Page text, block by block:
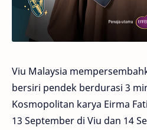
Viu Malaysia
bersiri pendek berdurasi 3
Kosmopolitan karya Eirma
13 September di Viu dan 14